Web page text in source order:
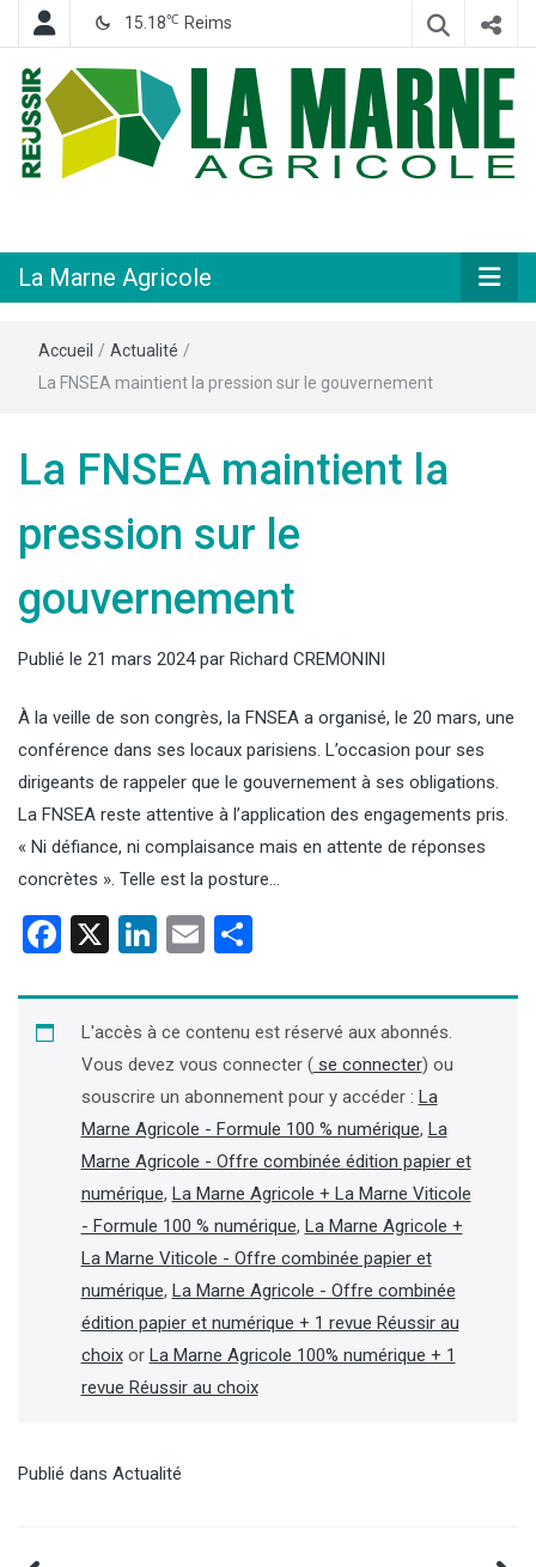
15.18℃ Reims
Agricole
La Marne Agricole
Accueil / Actualité /
La FNSEA maintient la pression sur le gouvernement
La FNSEA maintient la
pression sur le
gouvernement
Publié le 21 mars 2024par Richard CREMONINI
À la veille de son congrès, la FNSEA a organisé, le 20 mars, une
conférence dans ses locaux parisiens. L’occasion pour ses
dirigeants de rappeler que le gouvernement à ses obligations.
La FNSEA reste attentive à l’application des engagements pris.
« Ni défiance, ni complaisance mais en attente de réponses
concrètes ». Telle est la posture…
Facebook
X LinkedIn
Email
L'accès à ce contenu est réservé aux abonnés.
Vous devez vous connecter (se connecter) ou
souscrire un abonnement pour y accéder : La
Marne Agricole - Formule 100 % numérique, La
Marne Agricole - Offre combinée édition papier et
numérique, La Marne Agricole + La Marne Viticole
- Formule 100 % numérique, La Marne Agricole +
La Marne Viticole - Offre combinée papier et
numérique, La Marne Agricole - Offre combinée
édition papier et numérique + 1 revue Réussir au
choixor La Marne Agricole 100% numérique + 1
revue Réussir au choix
Publié dans Actualité